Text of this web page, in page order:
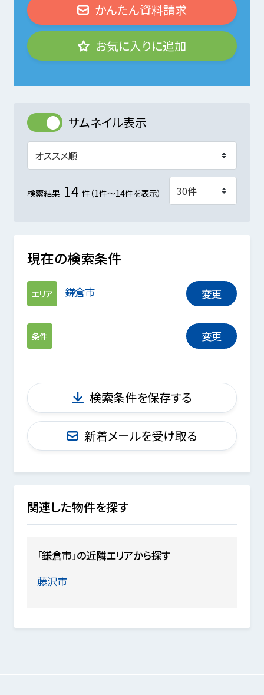
かんたん資料請求
お気に入りに追加
サムネイル表示
検索結果 14 件（1件～14件を表示）
現在の検索条件
エリア 鎌倉市 変更
条件 変更
検索条件を保存する
新着メールを受け取る
関連した物件を探す
「鎌倉市」の近隣エリアから探す
藤沢市